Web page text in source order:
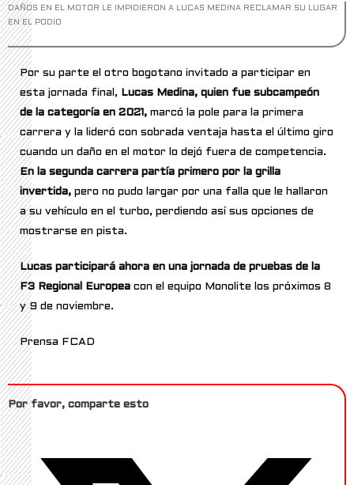
DAÑOS EN EL MOTOR LE IMPIDIERON A LUCAS MEDINA RECLAMAR SU LUGAR
EN EL PODIO
Por su parte el otro bogotano invitado a participar en
esta jornada final,
Lucas Medina, quien fue subcampeón
de la categoría en 2021, marcó la pole para la primera
carrera y la lideró con sobrada ventaja hasta el último giro
cuando un daño en el motor lo dejó fuera de competencia.
En la segunda carrera partía primero por la grilla
invertida, pero no pudo largar por una falla que le hallaron
a su vehículo en el turbo, perdiendo así sus opciones de
mostrarse en pista.
Lucas participará ahora en una jornada de pruebas de la
F3 Regional Europea con el equipo Monolite los próximos 8
y 9 de noviembre.
Prensa FCAD
Por favor, comparte esto